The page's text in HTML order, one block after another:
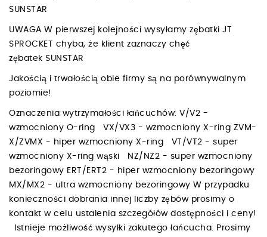
SUNSTAR
UWAGA W pierwszej kolejności wysyłamy zębatki JT
SPROCKET chyba, że klient zaznaczy chęć
zębatek SUNSTAR
Jakością i trwałością obie firmy są na porównywalnym
poziomie!
Oznaczenia wytrzymałości łańcuchów: V/V2 -
wzmocniony O-ring VX/VX3 - wzmocniony X-ring ZVM-
X/ZVMX - hiper wzmocniony X-ring VT/VT2 - super
wzmocniony X-ring wąski NZ/NZ2 - super wzmocniony
bezoringowy ERT/ERT2 - hiper wzmocniony bezoringowy
MX/MX2 - ultra wzmocniony bezoringowy W przypadku
konieczności dobrania innej liczby zębów prosimy o
kontakt w celu ustalenia szczegółów dostępności i ceny!
Istnieje możliwość wysyłki zakutego łańcucha. Prosimy